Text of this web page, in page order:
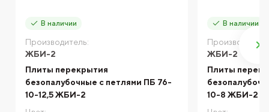
В наличии
Производитель:
ЖБИ-2
Плиты перекрытия
безопалубочные с петлями ПБ 76-
10-12,5 ЖБИ-2
В наличии
ЖБИ-2
Плиты
10-8 ЖБИ-2